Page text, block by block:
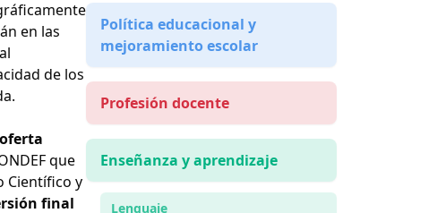
en las
de los
que
Científico y
final
Política educacional y
mejoramiento escolar
Profesión docente
Enseñanza y aprendizaje
Lenguaje